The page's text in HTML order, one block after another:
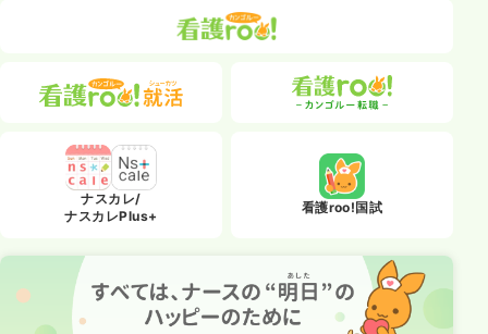
ナスカレ/
ナスカレPlus+
看護roo!国試